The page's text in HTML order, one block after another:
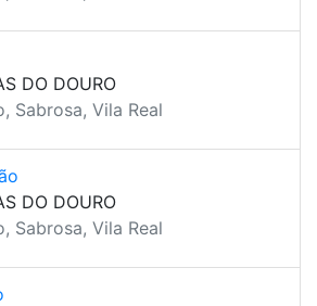
DO DOURO
Sabrosa, Vila Real
DO DOURO
Sabrosa, Vila Real